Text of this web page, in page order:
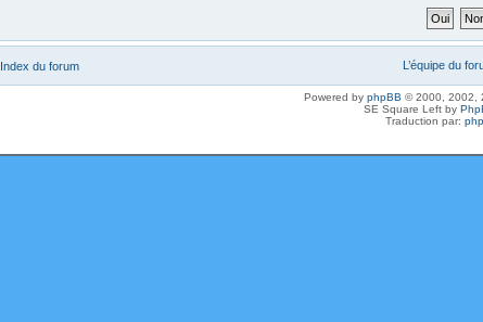
Index du forum L’équipe du
Powered by phpBB © 2000, 2002,
SE Square Left by
Traduction par: